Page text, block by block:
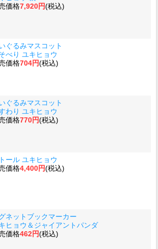
価格7,920円(税込)
ぐるみマスコット
べり ユキヒョウ
価格704円(税込)
ぐるみマスコット
わり ユキヒョウ
価格770円(税込)
ール ユキヒョウ
価格4,400円(税込)
ネットブックマーカー
ヒョウ＆ジャイアントパンダ
価格462円(税込)